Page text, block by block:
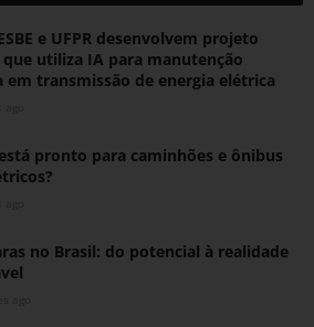
e UFPR desenvolvem projeto
utiliza IA para manutenção
em transmissão de energia elétrica
pronto para caminhões e ônibus
no Brasil: do potencial à realidade